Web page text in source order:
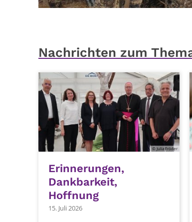
Nachrichten zum
© Julia Fröder
Erinnerungen,
Dankbarkeit,
Hoffnung
15. Juli 2026